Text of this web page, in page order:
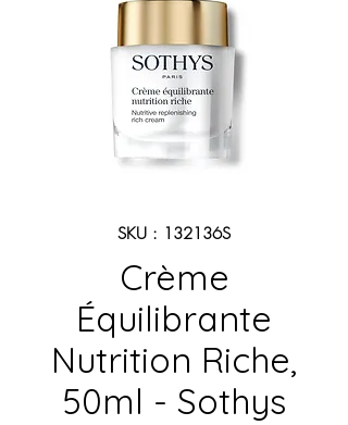
SKU : 132136S
Crème
Équilibrante
Nutrition Riche,
50ml - Sothys